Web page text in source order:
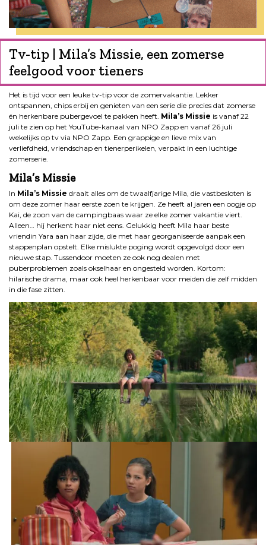
Tv-tip | Mila’s Missie, een zomerse
feelgood voor tieners
Het is tijd voor een leuke tv-tip voor de zomervakantie. Lekker
ontspannen, chips erbij en genieten van een serie die precies dat zomerse
én herkenbare pubergevoel te pakken heeft. Mila’s Missie is vanaf 22
juli te zien op het YouTube-kanaal van NPO Zapp en vanaf 26 juli
wekelijks op tv via NPO Zapp. Een grappige en lieve mix van
verliefdheid, vriendschap en tienerperikelen, verpakt in een luchtige
zomerserie.
Mila’s Missie
In Mila’s Missie draait alles om de twaalfjarige Mila, die vastbesloten is
om deze zomer haar eerste zoen te krijgen. Ze heeft al jaren een oogje op
Kai, de zoon van de campingbaas waar ze elke zomer vakantie viert.
Alleen… hij herkent haar niet eens. Gelukkig heeft Mila haar beste
vriendin Yara aan haar zijde, die met haar georganiseerde aanpak een
stappenplan opstelt. Elke mislukte poging wordt opgevolgd door een
nieuwe stap. Tussendoor moeten ze ook nog dealen met
puberproblemen zoals okselhaar en ongesteld worden. Kortom:
hilarische drama, maar ook heel herkenbaar voor meiden die zelf midden
in die fase zitten.